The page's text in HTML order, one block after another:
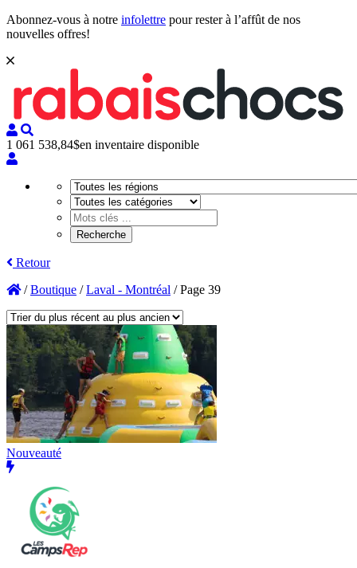
Abonnez-vous à notre infolettre pour rester à l’affût de nos
nouvelles offres!
1 061 538,84$en inventaire disponible
Retour
/Boutique /Laval - Montréal /Page 39
Nouveauté